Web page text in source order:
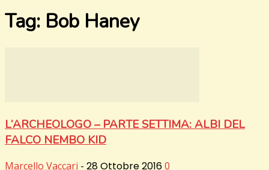
Tag: Bob Haney
L’ARCHEOLOGO – PARTE SETTIMA: ALBI DEL
FALCO NEMBO KID
Marcello Vaccari - 28 Ottobre 20160